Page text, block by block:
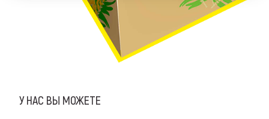
У НАС ВЫ МОЖЕТЕ